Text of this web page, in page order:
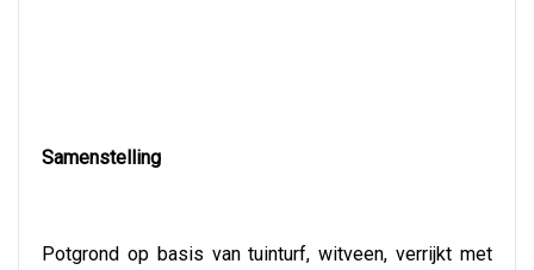
Samenstelling
Potgrond op basis van tuinturf, witveen, verrijkt met